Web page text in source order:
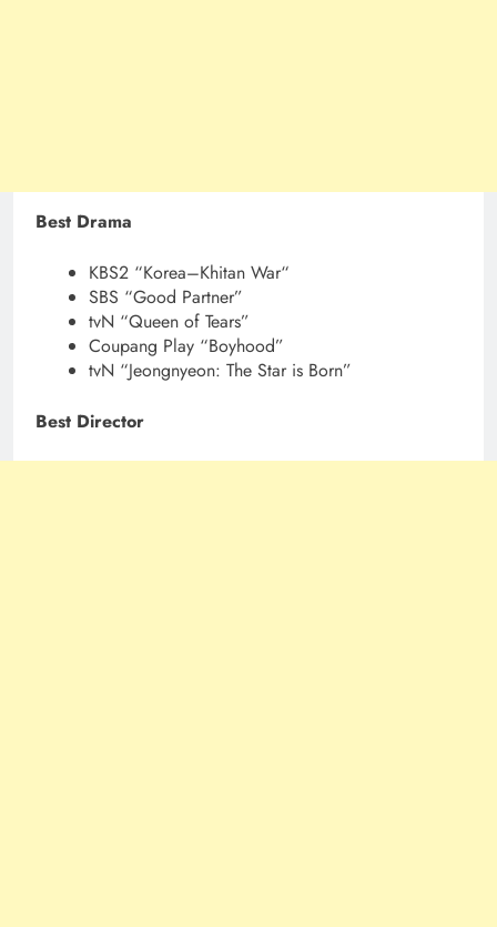
Best Drama
KBS2 “Korea–Khitan War“
SBS “Good Partner”
tvN “Queen of Tears”
Coupang Play “Boyhood”
tvN “Jeongnyeon: The Star is Born”
Best Director